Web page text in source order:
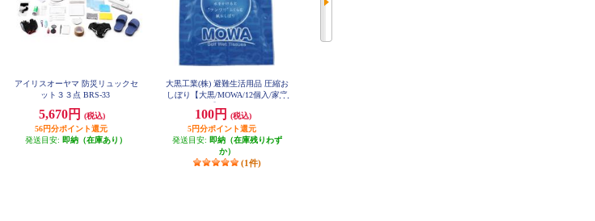
アイリスオーヤマ 防災リュックセ
ット３３点 BRS-33
5,670円
(税込)
56円分ポイント還元
発送目安: 即納（在庫あり）
大黒工業(株) 避難生活用品 圧縮お
しぼり【大黒/MOWA/12個入/家庭
100円
(税込)
5円分ポイント還元
発送目安: 即納（在庫残りわず
か）
(1件)